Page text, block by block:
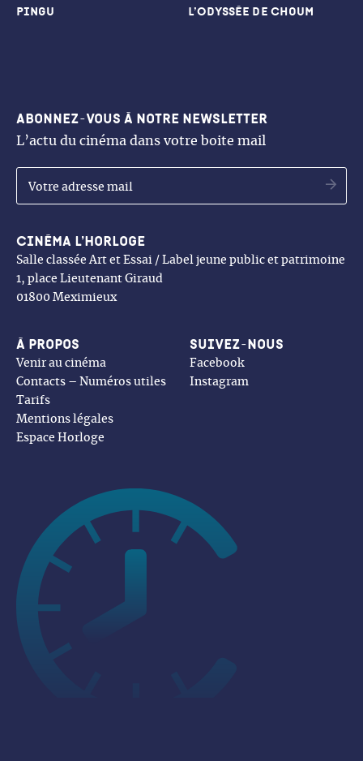
Pingu L’Odyssée de Choum
Cinéma l’Horloge
Salle classée Art et Essai / Label jeune public et patrimoine
1, place Lieutenant Giraud
01800 Meximieux
Abonnez-vous à notre newsletter
L’actu du cinéma dans votre boite mail
À propos
Venir au cinéma
Contacts – Numéros utiles
Tarifs
Mentions légales
Espace Horloge
Suivez-nous
Facebook
Instagram